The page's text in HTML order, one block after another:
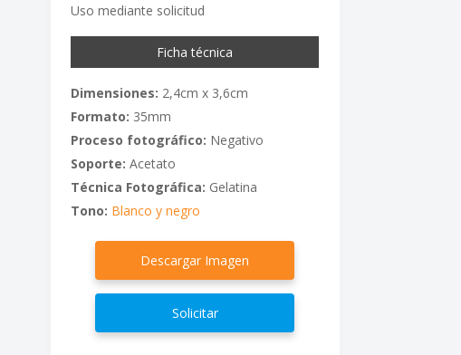
Uso mediante solicitud
Ficha técnica
Dimensiones: 2,4cm x 3,6cm
Formato: 35mm
Proceso fotográfico: Negativo
Soporte: Acetato
Técnica Fotográfica: Gelatina
Tono: Blanco y negro
Descargar Imagen
Solicitar